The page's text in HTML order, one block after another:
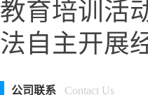
教育培训活
法自主开展
公司联系 Contact Us